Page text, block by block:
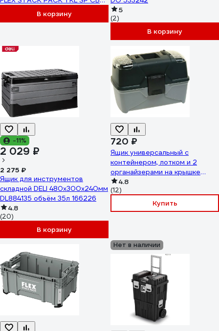
В корзину
5
(2)
В корзину
-11%
2 029 ₽
2 275 ₽
Ящик для инструментов
складной DELI 480х300х240мм
DL884135 объём 35л 166226
4.8
(20)
В корзину
720 ₽
Ящик универсальный с
контейнером, лотком и 2
органайзерами на крышке
Эврика ER-10333 458954
4.8
(12)
Купить
Нет в наличии